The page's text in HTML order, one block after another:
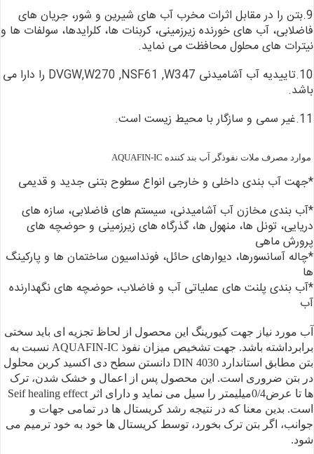
9.بتن را در مقابل
اثرات مخرب آب های شیرین و شور، جریان های
فاضلابی، آب های خورنده زیرزمینی، کربنات ها، کلرایدها، سولفات ها و
نیترات های محلول محافظت می نماید.
10.تاییدیه آب آشامیدنی
DVGW,W270 ,NSF61 ,W347 را دارا می
باشد.
11.غیر سمی و سازگار با
محیط زیست است.
موارد مصرف ملات نفوذگر آب بند کننده AQUAFIN-IC
*جهت آب بندی داخلی وخارجی انواع سطوح بتنی جدید و قدیمی
*آب بندیمخازن آب آشامیدنی، سیستم های فاضلابی، سازه های
دریایی، تونل ها، منهول ها،گذرگاه های زیرزمینی و حوضچه های
پرورش ماهی
*چاله آسانسورها، دیوارهای حائل، فونداسیون ساختمان ها و پارکینگ
ها
*آب بندی پلنت های عملیاتی آب و فاضلاب، حوضچه های نگهدارنده
آب
آب مورد نیاز جهت کیورینگ این محصول از لحاظ تجزیه ای باید سختی
برابرداشته
باشد. جهت تشخیص میزان نفوذ AQUAFIN-IC نسبت به
بتن مطابق استاندارد DIN 4030 دانستن
سطح دی اکسید کربن محلول
در بتن ضروری است. این محصول پس از اعمال و خشک شدن، ترک
ها تا عرض0/4میلیمتر را سیل می نماید و دارای اثر
Seif healing effect
است. بدین معنا که در نتیجه رشد کریستال ها در تمامی جهات و
جوانب، اگر بتن ترک بخورد، توسط کریستال ها خود به خود ترمیم می
شود.